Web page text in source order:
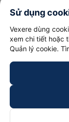
Sử dụng
Vexere dùng
xem chi tiết hoặc
Quản lý cookie.